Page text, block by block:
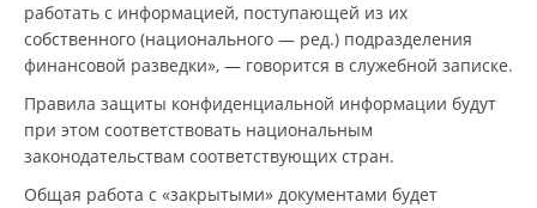
работать с информацией, поступающей из их
собственного (национального — ред.) подразделения
финансовой разведки», — говорится в служебной записке.
Правила защиты конфиденциальной информации будут
при этом соответствовать национальным
законодательствам соответствующих стран.
Общая работа с «закрытыми» документами будет